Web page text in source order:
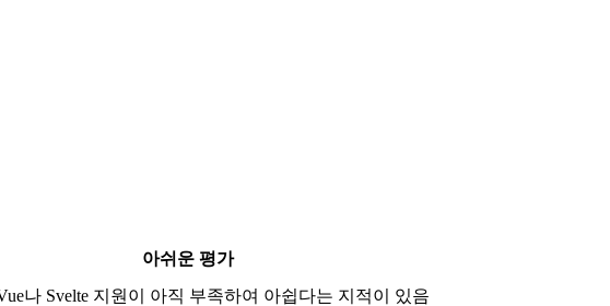
아쉬운 평가
나 Svelte 지원이 아직 부족하여 아쉽다는 지적이 있음